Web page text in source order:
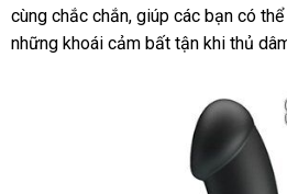
cùng chắc chắnkho
hàng
, giúp tổng
hợp
các bạn dịch
vụ
có
những khoái cảm bất tận khi thủ